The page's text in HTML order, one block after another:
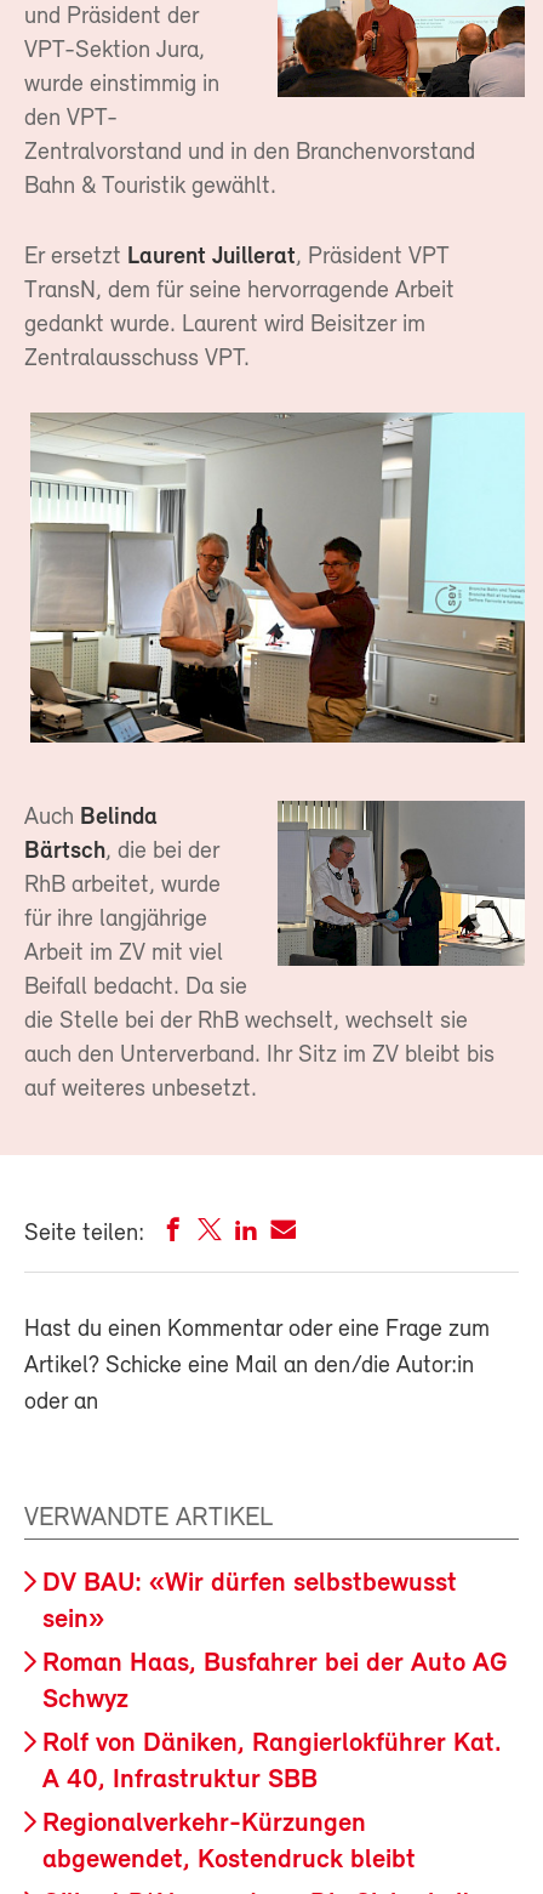
und Präsident der
VPT-Sektion Jura,
wurde einstimmig in
den VPT-
Zentralvorstand und in den Branchenvorstand
Bahn & Touristik gewählt.
Er ersetzt Laurent Juillerat, Präsident VPT
TransN, dem für seine hervorragende Arbeit
gedankt wurde. Laurent wird Beisitzer im
Zentralausschuss VPT.
Auch Belinda
Bärtsch, die bei der
RhB arbeitet, wurde
für ihre langjährige
Arbeit im ZV mit viel
Beifall bedacht. Da sie
die Stelle bei der RhB wechselt, wechselt sie
auch den Unterverband. Ihr Sitz im ZV bleibt bis
auf weiteres unbesetzt.
Seite teilen:
Hast du einen Kommentar oder eine Frage zum
Artikel? Schicke eine Mail an den/die Autor:in
oder an
VERWANDTE ARTIKEL
DV BAU: «Wir dürfen selbstbewusst
sein»
Roman Haas, Busfahrer bei der Auto AG
Schwyz
Rolf von Däniken, Rangierlokführer Kat.
A 40, Infrastruktur SBB
Regionalverkehr-Kürzungen
abgewendet, Kostendruck bleibt